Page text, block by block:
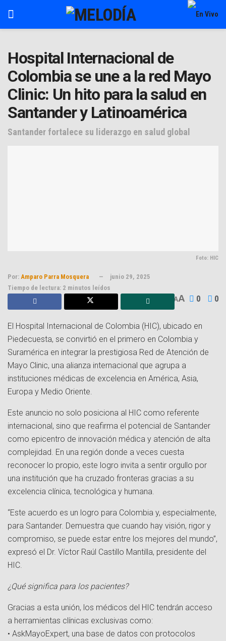
Hospital Internacional de
Colombia se une a la red Mayo
Clinic: Un hito para la salud en
Santander y Latinoamérica
Santander fortalece su liderazgo en salud global
Foto: HIC
Por: Amparo Parra Mosquera
junio 29, 2025
Tiempo de lectura: 2 minutos leídos
AA 0 0
El Hospital Internacional de Colombia (HIC), ubicado en
Piedecuesta, se convirtió en el primero en Colombia y
Suramérica en integrar la prestigiosa Red de Atención de
Mayo Clinic, una alianza internacional que agrupa a
instituciones médicas de excelencia en América, Asia,
Europa y Medio Oriente.
Este anuncio no solo posiciona al HIC como referente
internacional, sino que reafirma el potencial de Santander
como epicentro de innovación médica y atención de alta
complejidad. En una región donde a veces cuesta
reconocer lo propio, este logro invita a sentir orgullo por
una institución que ha cruzado fronteras gracias a su
excelencia clínica, tecnológica y humana.
“Este acuerdo es un logro para Colombia y, especialmente,
para Santander. Demuestra que cuando hay visión, rigor y
compromiso, se puede estar entre los mejores del mundo”,
expresó el Dr. Víctor Raúl Castillo Mantilla, presidente del
HIC.
¿Qué significa para los pacientes?
Gracias a esta unión, los médicos del HIC tendrán acceso
a herramientas clínicas exclusivas como:
• AskMayoExpert, una base de datos con protocolos